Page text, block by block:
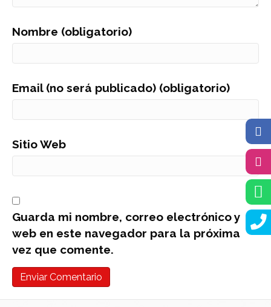
Nombre (obligatorio)
Email (no será publicado) (obligatorio)
Sitio Web
Guarda mi nombre, correo electrónico y
web en este navegador para la próxima
vez que comente.